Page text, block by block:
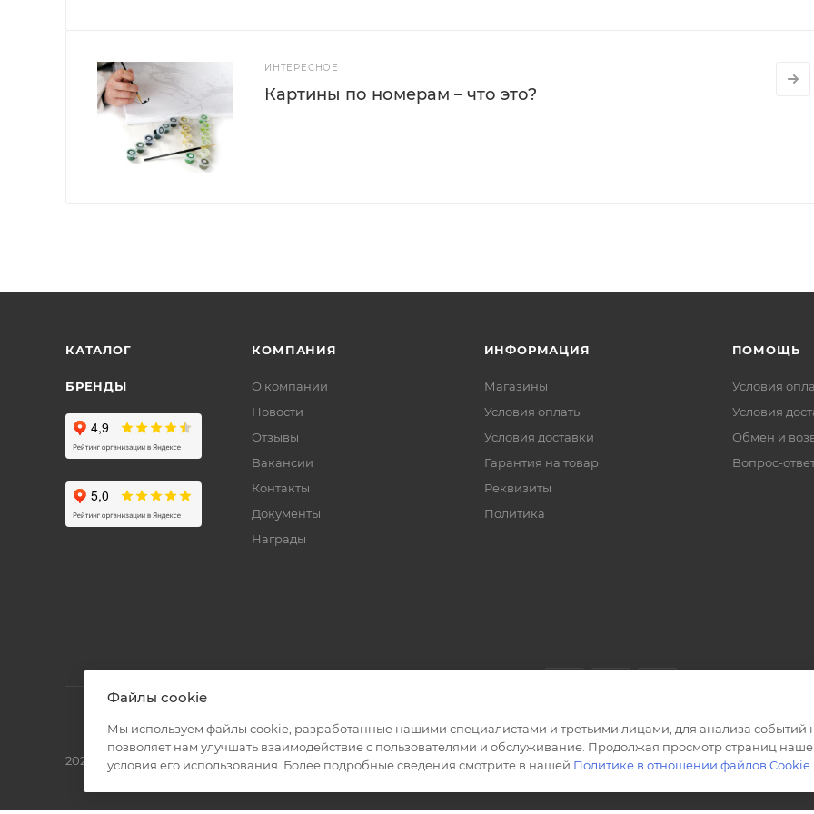
ИНТЕРЕСНОЕ
Картины по номерам – что это?
КАТАЛОГ
БРЕНДЫ
КОМПАНИЯ
О компании
Новости
Отзывы
Вакансии
Контакты
Документы
Награды
ИНФОРМАЦИЯ
Магазины
Условия оплаты
Условия доставки
Гарантия на товар
Реквизиты
Политика
ПОМОЩЬ
Условия
Условия
Обмен и
Вопрос-
2026 © Полиграф кит - интернет-магазин
Файлы cookie
Мы используем файлы cookie, разработанные нашими специалистами и третьими лицами, для анализа событий
позволяет нам улучшать взаимодействие с пользователями и обслуживание. Продолжая просмотр страниц
условия его использования. Более подробные сведения смотрите в нашей Политике в отношении файлов Cookie